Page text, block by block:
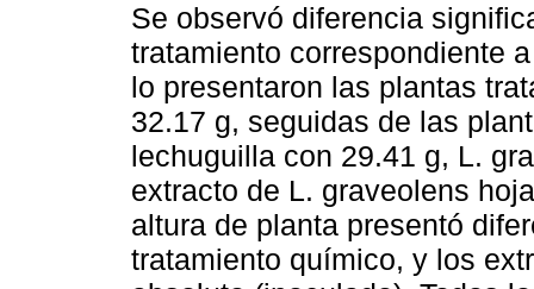
Se observó diferencia
tratamiento correspondiente
lo presentaron las plantas
32.17 g, seguidas de las
lechuguilla con 29.41 g, L.
extracto de L. graveolens
altura de planta presentó
tratamiento químico, y los